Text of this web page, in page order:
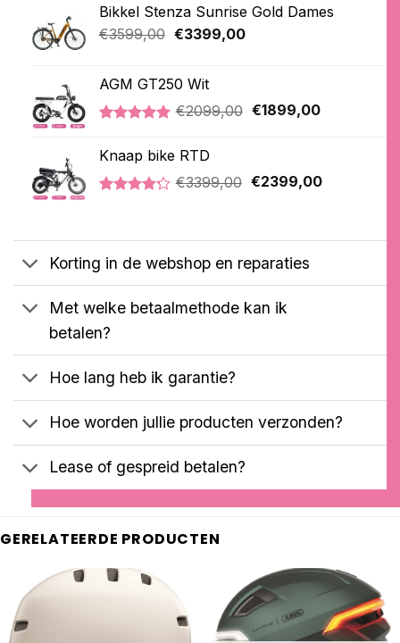
Bikkel Stenza Sunrise Gold Dames
€3599,00 Oorspronkelijke
€3599,00.
€3399,00Huidige
AGM GT250 Wit
5.00
op 5
gebaseerd
op
klantbeoordeling
€2099,00 Oorspronkelijke
€1899,00Huidige
Knaap bike RTD
klantbeoordelingen
€3399,00 Oorspronkelijke
€2399,00Huidige
Korting in de webshop en reparaties
Met welke betaalmethode kan ik
betalen?
Hoe lang heb ik garantie?
Hoe worden jullie producten verzonden?
Lease of gespreid betalen?
GERELATEERDE PRODUCTEN